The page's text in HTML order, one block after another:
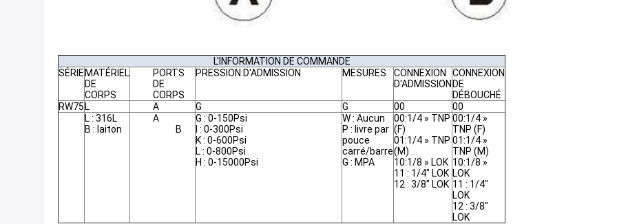
L'INFORMATION DE COMMANDE
SÉRIE MATÉRIEL
DE
CORPS
PORTS
DE
CORPS
PRESSION D'ADMISSION MESURES
CONNEXION
D'ADMISSION
CONNEXION
DE
DÉBOUCHÉ
RW75 L A G G 00
00
L : 316L
B : laiton
A
B
G : 0-150Psi
I : 0-300Psi
K : 0-600Psi
L : 0-800Psi
H : 0-15000Psi
W : Aucun
P : livre par
pouce
carré/barre
G : MPA
00:1/4 » TNP
(F)
01:1/4 » TNP
(M)
10:1/8 » LOK
11 : 1/4" LOK
12 : 3/8" LOK
00:1/4 »
TNP (F)
01:1/4 »
TNP (M)
10:1/8 »
LOK
11 : 1/4"
LOK
12 : 3/8"
LOK